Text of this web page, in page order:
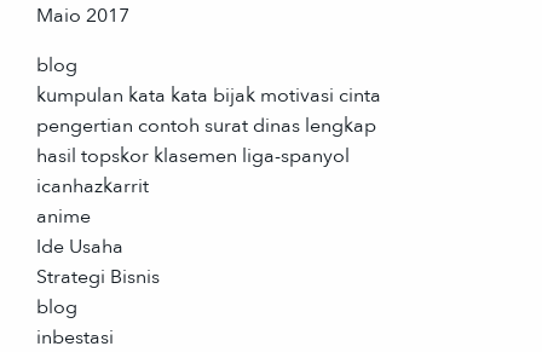
Maio 2017
blog
kumpulan kata kata bijak motivasi cinta
pengertian contoh surat dinas lengkap
hasil topskor klasemen liga-spanyol
icanhazkarrit
anime
Ide Usaha
Strategi Bisnis
blog
inbestasi